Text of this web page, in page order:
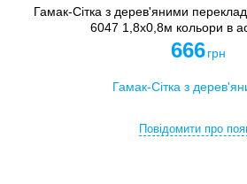
Гамак-Сітка з дерев'яними
6047 1,8х0,8м кольори в
666 грн
Повідомити про